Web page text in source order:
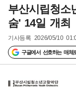
부산시립청소
숨' 14일 개최
기사등록 2026/05/10
구글에서 선호하는 매체